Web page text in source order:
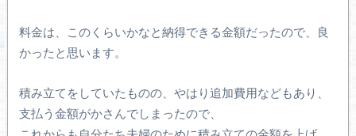
料金は、このくらいかなと納得できる金額だったので、良
かったと思います。
積み立てをしていたものの、やはり追加費用などもあり、
支払う金額がかさんでしまったので、